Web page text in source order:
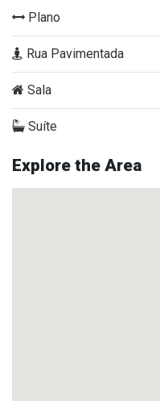
Plano
Rua Pavimentada
Sala
Suíte
Explore the Area